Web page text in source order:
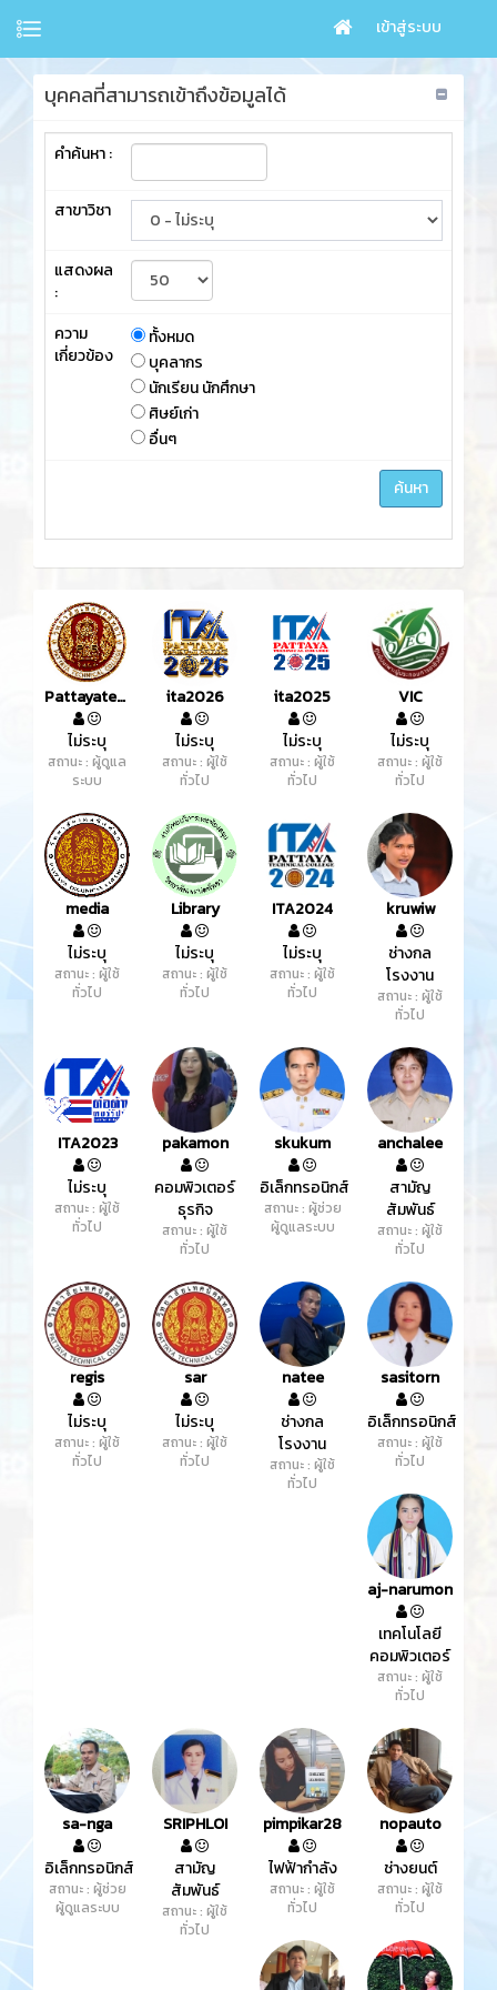
เข้าสู่ระบบ
บุคคลที่สามารถเข้าถึงข้อมูลได้
คำค้นหา :
สาขาวิชา
แสดงผล
:
ความ
เกี่ยวข้อง
ทั้งหมด
บุคลากร
นักเรียน นักศึกษา
ศิษย์เก่า
อื่นๆ
Pattayatech
ไม่ระบุ
สถานะ : ผู้ดูแล
ระบบ
ita2026
ไม่ระบุ
สถานะ : ผู้ใช้
ทั่วไป
ita2025
ไม่ระบุ
สถานะ : ผู้ใช้
ทั่วไป
VIC
ไม่ระบุ
สถานะ : ผู้ใช้
ทั่วไป
media
ไม่ระบุ
สถานะ : ผู้ใช้
ทั่วไป
Library
ไม่ระบุ
สถานะ : ผู้ใช้
ทั่วไป
ITA2024
ไม่ระบุ
สถานะ : ผู้ใช้
ทั่วไป
kruwiw
ช่างกล
โรงงาน
สถานะ : ผู้ใช้
ทั่วไป
ITA2023
ไม่ระบุ
สถานะ : ผู้ใช้
ทั่วไป
pakamon
คอมพิวเตอร์
ธุรกิจ
สถานะ : ผู้ใช้
ทั่วไป
skukum
อิเล็กทรอนิกส์
สถานะ : ผู้ช่วย
ผู้ดูแลระบบ
anchalee
สามัญ
สัมพันธ์
สถานะ : ผู้ใช้
ทั่วไป
regis
ไม่ระบุ
สถานะ : ผู้ใช้
ทั่วไป
sar
ไม่ระบุ
สถานะ : ผู้ใช้
ทั่วไป
natee
ช่างกล
โรงงาน
สถานะ : ผู้ใช้
ทั่วไป
sasitorn
อิเล็กทรอนิกส์
สถานะ : ผู้ใช้
ทั่วไป
aj-narumon
เทคโนโลยี
คอมพิวเตอร์
สถานะ : ผู้ใช้
ทั่วไป
sa-nga
อิเล็กทรอนิกส์
สถานะ : ผู้ช่วย
ผู้ดูแลระบบ
SRIPHLOI
สามัญ
สัมพันธ์
สถานะ : ผู้ใช้
ทั่วไป
pimpikar28
ไฟฟ้ากำลัง
สถานะ : ผู้ใช้
ทั่วไป
nopauto
ช่างยนต์
สถานะ : ผู้ใช้
ทั่วไป